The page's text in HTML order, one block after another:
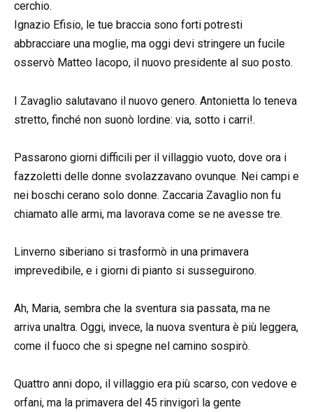
cerchio.
Ignazio Efisio, le tue braccia sono forti potresti
abbracciare una moglie, ma oggi devi stringere un fucile
osservò Matteo Iacopo, il nuovo presidente al suo posto.
I Zavaglio salutavano il nuovo genero. Antonietta lo teneva
stretto, finché non suonò lordine: via, sotto i carri!.
Passarono giorni difficili per il villaggio vuoto, dove ora i
fazzoletti delle donne svolazzavano ovunque. Nei campi e
nei boschi cerano solo donne. Zaccaria Zavaglio non fu
chiamato alle armi, ma lavorava come se ne avesse tre.
Linverno siberiano si trasformò in una primavera
imprevedibile, e i giorni di pianto si susseguirono.
Ah, Maria, sembra che la sventura sia passata, ma ne
arriva unaltra. Oggi, invece, la nuova sventura è più leggera,
come il fuoco che si spegne nel camino sospirò.
Quattro anni dopo, il villaggio era più scarso, con vedove e
orfani, ma la primavera del 45 rinvigorì la gente